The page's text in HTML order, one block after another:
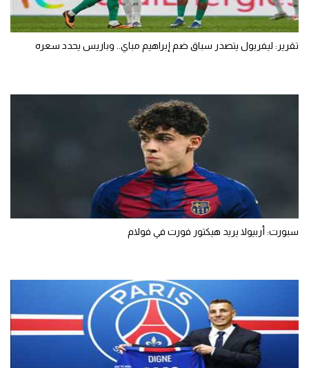
تقرير: ليفربول يتصدر سباق ضم إبراهيم مباي.. وباريس يحدد سعره
سبورت: أربيولا يريد هيكتور فورت في فولام